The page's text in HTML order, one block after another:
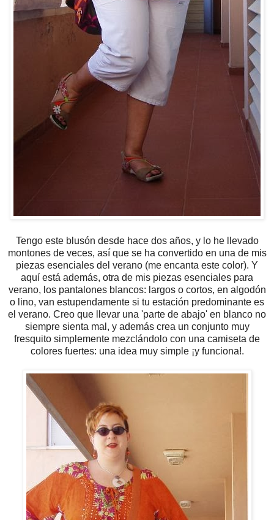
Tengo este blusón desde hace dos años, y lo he llevado
montones de veces, así que se ha convertido en una de mis
piezas esenciales del verano (me encanta este color). Y
aquí está además, otra de mis piezas esenciales para
verano, los pantalones blancos: largos o cortos, en algodón
o lino, van estupendamente si tu estación predominante es
el verano. Creo que llevar una 'parte de abajo' en blanco no
siempre sienta mal, y además crea un conjunto muy
fresquito simplemente mezclándolo con una camiseta de
colores fuertes: una idea muy simple ¡y funciona!.